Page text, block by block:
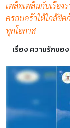
เพลิดเพลินกับเรื่อง
ครอบครัวให้ใกล้ชิ
ทุกโอกาส
เรื่อง ความรักขอ